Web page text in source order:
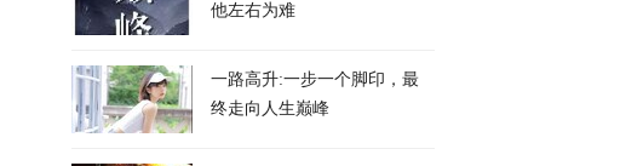
他左右为难
一路高升:一步一个脚印，最
终走向人生巅峰